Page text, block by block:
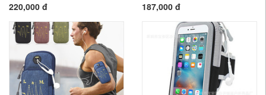
220,000 đ 187,000 đ